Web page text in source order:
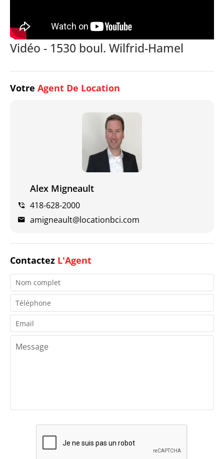
Vidéo - 1530 boul. Wilfrid-Hamel
Votre Agent De Location
Alex Migneault
418-628-2000
amigneault@locationbci.com
Contactez L'Agent